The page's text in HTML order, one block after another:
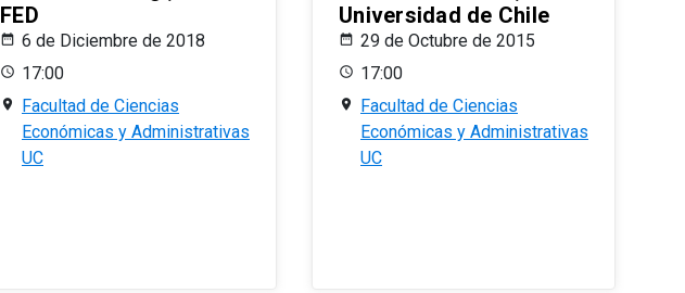
FED
6 de Diciembre de 2018
17:00
Facultad de Ciencias
Económicas y Administrativas
UC
Universidad de Chile
29 de Octubre de 2015
17:00
Facultad de Ciencias
Económicas y Administrativas
UC